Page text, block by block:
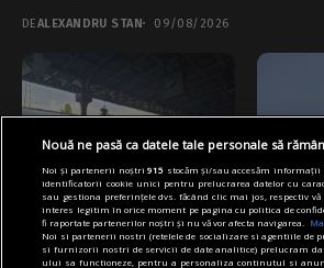
DEALEXANDRU STAN 09/08/2026
Articole Știri Transport Articole
Main
Nouă ne pasă ca datele tale personale să
Noi și partenerii noștri915 stocăm și/sau accesăm
identificatorii cookie unici pentru prelucrarea datelor cu
sau gestiona preferințele dvs. făcând clic mai jos, respectiv
interes legitim în orice moment pe pagina cu politica de
fi raportate partenerilor noștri și nu vă vor afecta navigarea.
Noi si partenerii nostri (retelele de socializare si agentiile de
si furnizorii nostri de servicii de date analitice) prelucram
ului sa functioneze, pentru a personaliza continutul si